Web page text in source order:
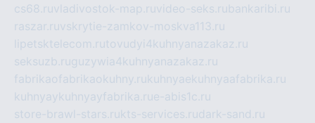
cs68.ruvladivostok-map.ruvideo-seks.rubankaribi.ru
raszar.ruvskrytie-zamkov-moskva113.ru
lipetsktelecom.rutovudyi4kuhnyanazakaz.ru
seksuzb.ruguzywia4kuhnyanazakaz.ru
fabrikaofabrikaokuhny.rukuhnyaekuhnyaafabrika.ru
kuhnyaykuhnyayfabrika.rue-abis1c.ru
store-brawl-stars.rukts-services.rudark-sand.ru